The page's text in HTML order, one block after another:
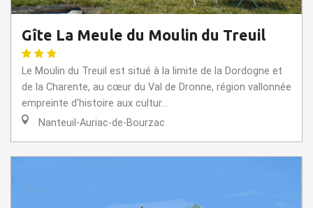
Gîte La Meule du Moulin du Treuil
Le Moulin du Treuil est situé à la limite de la Dordogne et
de la Charente, au cœur du Val de Dronne, région vallonnée
empreinte d'histoire aux cultur...
Nanteuil-Auriac-de-Bourzac